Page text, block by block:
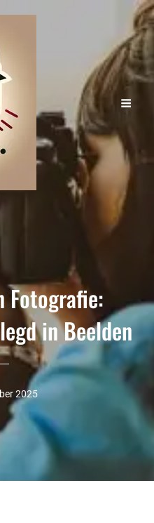
Fotografie:
in Beelden
2025